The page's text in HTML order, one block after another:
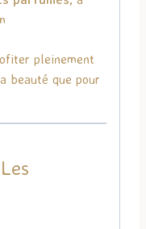
pleinement
beauté que pour